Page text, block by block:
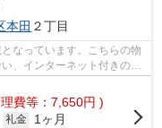
本田 ２丁目
なっています。こちらの物
、インターネット付きの物
費等：7,650円 )
礼金
1ヶ月